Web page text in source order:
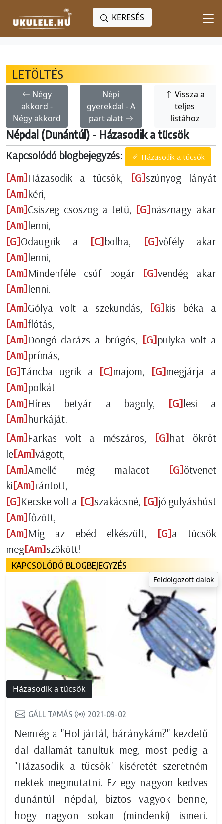
KERESÉS
LETÖLTÉS
Négy
akkord -
Négy akkord
Népi
gyerekdal - A
part alatt
Vissza a
teljes
listához
Népdal (Dunántúl) - Házasodik a tücsök
Kapcsolódó blogbejegyzés: Házasodik a tücsök
[Am]Házasodik a tücsök, [G]szúnyog lányát
[Am]kéri,
[Am]Csiszeg csoszog a tetű, [G]násznagy akar
[Am]lenni,
[G]Odaugrik a [C]bolha, [G]vőfély akar
[Am]lenni,
[Am]Mindenféle csúf bogár [G]vendég akar
[Am]lenni.
[Am]Gólya volt a szekundás, [G]kis béka a
[Am]flótás,
[Am]Dongó darázs a brúgós, [G]pulyka volt a
[Am]prímás,
[G]Táncba ugrik a [C]majom, [G]megjárja a
[Am]polkát,
[Am]Híres betyár a bagoly, [G]lesi a
[Am]hurkáját.
[Am]Farkas volt a mészáros, [G]hat ökröt
le[Am]vágott,
[Am]Amellé még malacot [G]ötvenet
ki[Am]rántott,
[G]Kecske volt a [C]szakácsné, [G]jó gulyáshúst
[Am]főzött,
[Am]Míg az ebéd elkészült, [G]a tücsök
meg[Am]szökött!
KAPCSOLÓDÓ BLOGBEJEGYZÉS
Feldolgozott dalok
Házasodik a tücsök
GÁLL TAMÁS 2021-09-02
Nemrég a "Hol jártál, báránykám?" kezdetű
dal dallamát tanultuk meg, most pedig a
"Házasodik a tücsök" kíséretét szeretném
nektek megmutatni. Ez egy nagyon kedves
dunántúli népdal, biztos vagyok benne,
hogy nagyon sokan (mindenki) ismeri.